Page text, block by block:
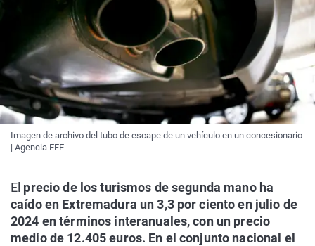
Imagen de archivo del tubo de escape de un vehículo en un concesionario
| Agencia EFE
El precio de los turismos de segunda mano ha
caído en Extremadura un 3,3 por ciento en julio de
2024 en términos interanuales, con un precio
medio de 12.405 euros. En el conjunto nacional el